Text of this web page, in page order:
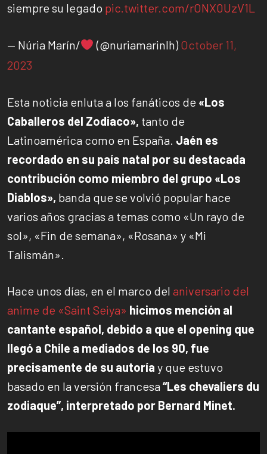
siempre su legado pic.twitter.com/rONX0UzV1L
— Núria Marín/ (@nuriamarinlh) October 11,
2023
Esta noticia enluta a los fanáticos de «Los
Caballeros del Zodiaco», tanto de
Latinoamérica como en España. Jaén es
recordado en su país natal por su destacada
contribución como miembro del grupo «Los
Diablos», banda que se volvió popular hace
varios años gracias a temas como «Un rayo de
sol», «Fin de semana», «Rosana» y «Mi
Talismán».
Hace unos días, en el marco del aniversario del
anime de «Saint Seiya» hicimos mención al
cantante español, debido a que el opening que
llegó a Chile a mediados de los 90, fue
precisamente de su autoría y que estuvo
basado en la versión francesa“Les chevaliers du
zodiaque”, interpretado por Bernard Minet.